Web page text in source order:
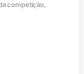
competição,